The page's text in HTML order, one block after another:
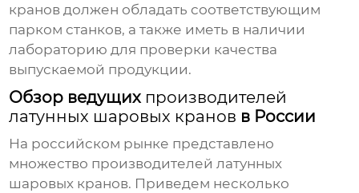
кранов должен обладать соответствующим
парком станков, а также иметь в наличии
лабораторию для проверки качества
выпускаемой продукции.
Обзор ведущих производителей
латунных шаровых кранов в России
На российском рынке представлено
множество производителей латунных
шаровых кранов. Приведем несколько